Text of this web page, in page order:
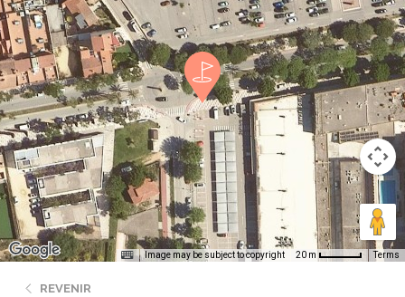
Image may be subject to copyright 20 m Terms
REVENIR